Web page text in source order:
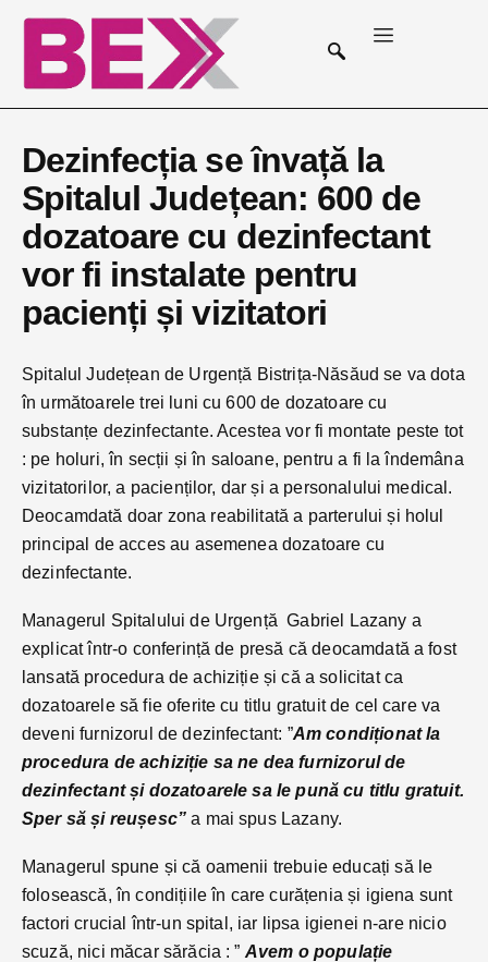
Dezinfecția se învață la
Spitalul Județean: 600 de
dozatoare cu dezinfectant
vor fi instalate pentru
pacienți și vizitatori
Spitalul Județean de Urgență Bistrița-Năsăud se va dota
în următoarele trei luni cu 600 de dozatoare cu
substanțe dezinfectante. Acestea vor fi montate peste tot
: pe holuri, în secții și în saloane, pentru a fi la îndemâna
vizitatorilor, a pacienților, dar și a personalului medical.
Deocamdată doar zona reabilitată a parterului și holul
principal de acces au asemenea dozatoare cu
dezinfectante.
Managerul Spitalului de Urgență Gabriel Lazany a
explicat într-o conferință de presă că deocamdată a fost
lansată procedura de achiziție și că a solicitat ca
dozatoarele să fie oferite cu titlu gratuit de cel care va
deveni furnizorul de dezinfectant: ”Am condiționat la
procedura de achiziție sa ne dea furnizorul de
dezinfectant și dozatoarele sa le pună cu titlu gratuit.
Sper să și reușesc”a mai spus Lazany.
Managerul spune și că oamenii trebuie educați să le
folosească, în condițiile în care curățenia și igiena sunt
factori crucial într-un spital, iar lipsa igienei n-are nicio
scuză, nici măcar sărăcia : ” Avem o populație